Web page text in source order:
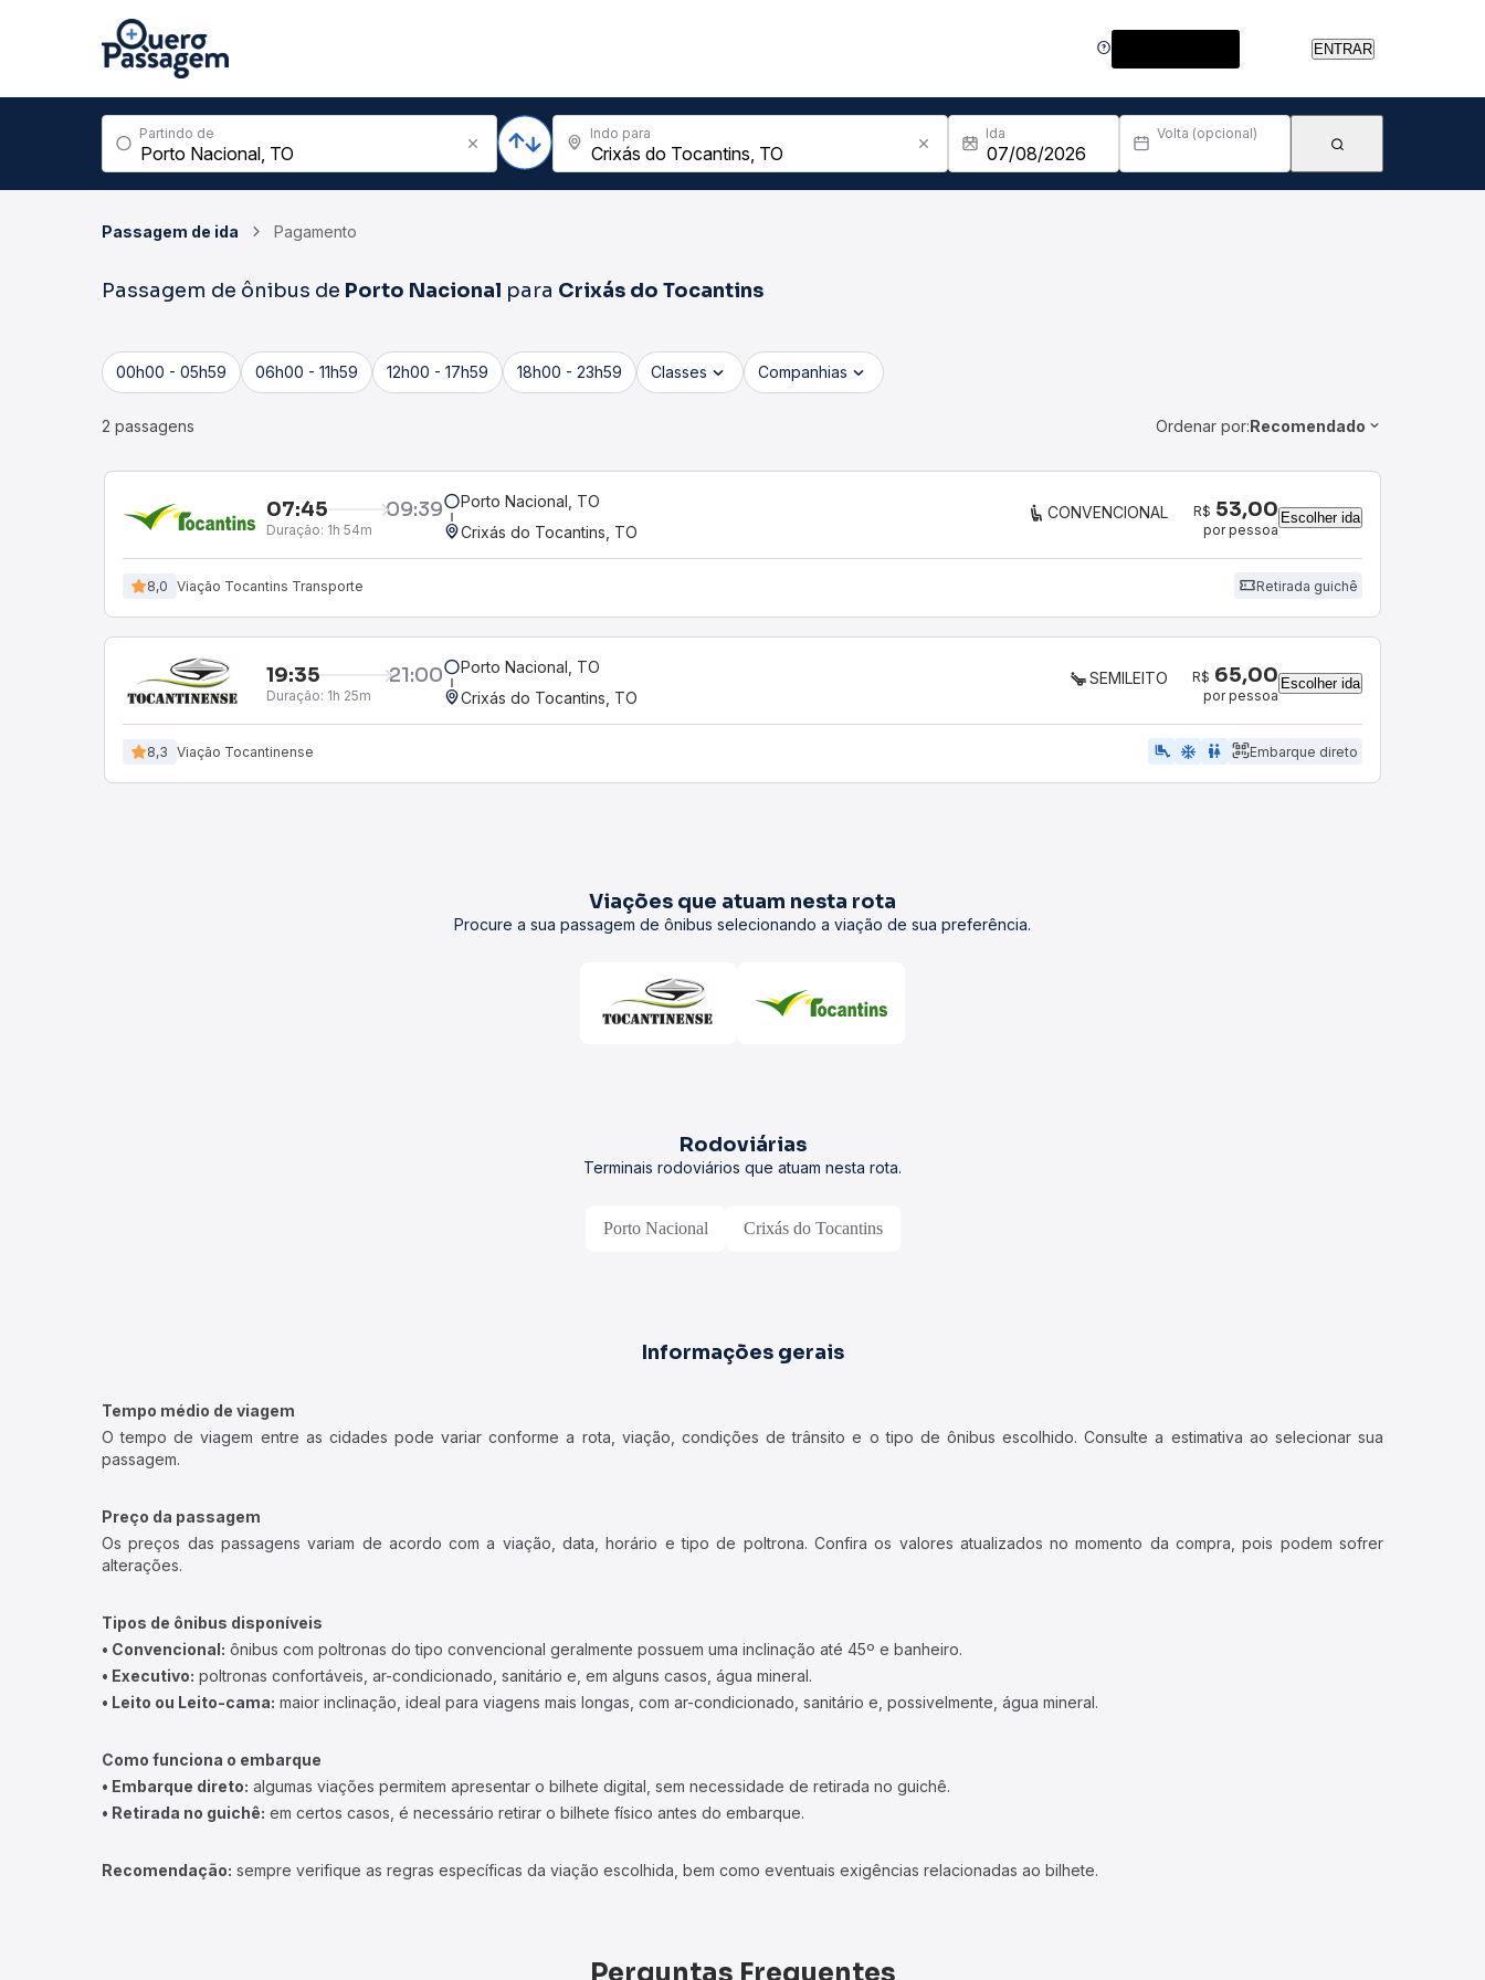
ENTRAR
Partindo de Indo para Ida Volta (opcional)
Passagem de ida Pagamento
Passagem de ônibus de Porto Nacional para Crixás do Tocantins
00h00 - 05h59 06h00 - 11h59 12h00 - 17h59 18h00 - 23h59 Classes Companhias
2 passagens Ordenar por:Recomendado
07:45 09:39
Duração: 1h 54m
Porto Nacional, TO
Crixás do Tocantins, TO
CONVENCIONAL R$ 53,00
por pessoa
Escolher ida
8,0 Viação Tocantins Transporte Retirada guichê
19:35 21:00
Duração: 1h 25m
Porto Nacional, TO
Crixás do Tocantins, TO
SEMILEITO R$ 65,00
por pessoa
Escolher ida
8,3 Viação Tocantinense airline_seat_legroom_extra ac_unit WC Embarque direto
Viações que atuam nesta rota
Procure a sua passagem de ônibus selecionando a viação de sua preferência.
Rodoviárias
Terminais rodoviários que atuam nesta rota.
Porto Nacional Crixás do Tocantins
Informações gerais
Tempo médio de viagem
O tempo de viagem entre as cidades pode variar conforme a rota, viação, condições de trânsito e o tipo de ônibus escolhido. Consulte a estimativa ao selecionar sua
passagem.
Preço da passagem
Os preços das passagens variam de acordo com a viação, data, horário e tipo de poltrona. Confira os valores atualizados no momento da compra, pois podem sofrer
alterações.
Tipos de ônibus disponíveis
• Convencional: ônibus com poltronas do tipo convencional geralmente possuem uma inclinação até 45º e banheiro.
• Executivo: poltronas confortáveis, ar-condicionado, sanitário e, em alguns casos, água mineral.
• Leito ou Leito-cama: maior inclinação, ideal para viagens mais longas, com ar-condicionado, sanitário e, possivelmente, água mineral.
Como funciona o embarque
• Embarque direto: algumas viações permitem apresentar o bilhete digital, sem necessidade de retirada no guichê.
• Retirada no guichê: em certos casos, é necessário retirar o bilhete físico antes do embarque.
Recomendação: sempre verifique as regras específicas da viação escolhida, bem como eventuais exigências relacionadas ao bilhete.
Perguntas Frequentes